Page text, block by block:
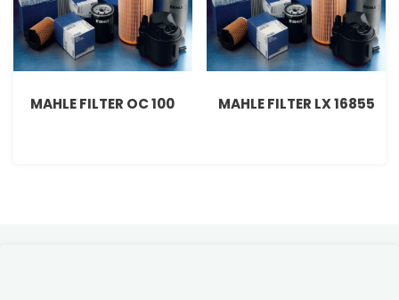
MAHLE FILTER LX 16855
MAHLE FILTER OC 100